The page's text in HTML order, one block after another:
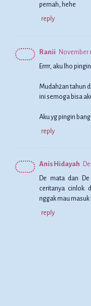
pernah, hehe
reply
Ranii November
Errrr, aku lho
Mudah2an tahun
ini semoga bisa
Aku yg pingin
reply
Anis Hidayah
De mata dan
ceritanya cinlok
nggak mau
reply